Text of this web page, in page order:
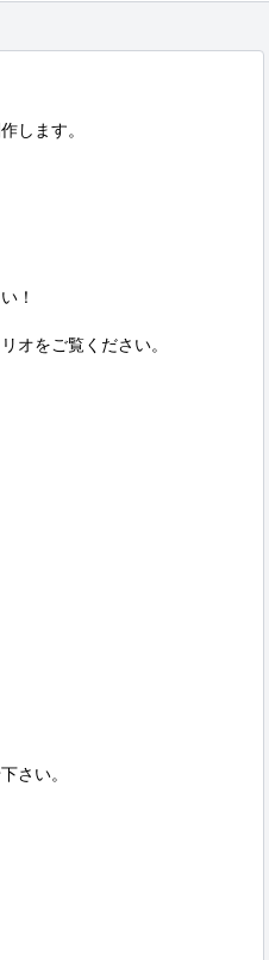
します。
！
オをご覧ください。
さい。